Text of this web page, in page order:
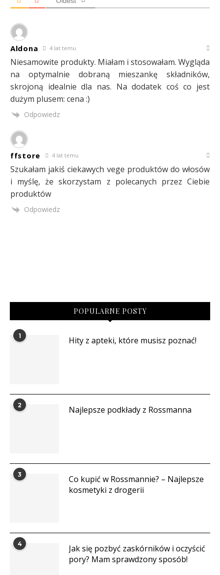
Aldona 4 lat temu
Niesamowite produkty. Miałam i stosowałam. Wygląda
na optymalnie dobraną mieszankę składników,
skrojoną idealnie dla nas. Na dodatek coś co jest
dużym plusem: cena :)
Odpowiedz
ffstore 4 lat temu
Szukałam jakiś ciekawych vege produktów do włosów
i myślę, że skorzystam z polecanych przez Ciebie
produktów
Odpowiedz
POPULARNE POSTY
1 Hity z apteki, które musisz poznać!
2 Najlepsze podkłady z Rossmanna
3
Co kupić w Rossmannie? – Najlepsze
kosmetyki z drogerii
4
Jak się pozbyć zaskórników i oczyścić
pory? Mam sprawdzony sposób!